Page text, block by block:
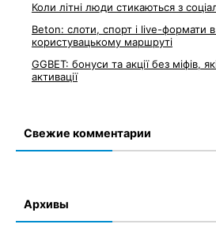
Коли літні люди стикаються з
Beton: слоти, спорт і live-формати
користувацькому маршруті
GGBET: бонуси та акції без міфів,
активації
Свежие комментарии
Архивы